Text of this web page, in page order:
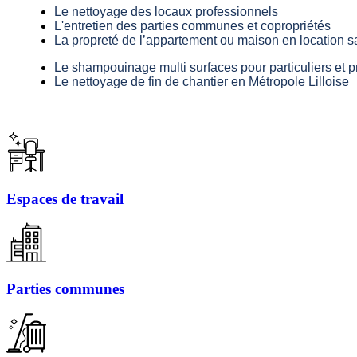
Le nettoyage des locaux professionnels
L'entretien des parties communes et copropriétés
La propreté de l’appartement ou maison en location
Le shampouinage multi surfaces pour particuliers et
Le nettoyage de fin de chantier en Métropole Lilloise
Espaces de travail
Parties communes